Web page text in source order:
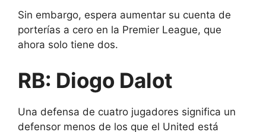
Sin embargo, espera aumentar su cuenta de
porterías a cero en la Premier League, que
ahora solo tiene dos.
RB: Diogo Dalot
Una defensa de cuatro jugadores significa un
defensor menos de los que el United está